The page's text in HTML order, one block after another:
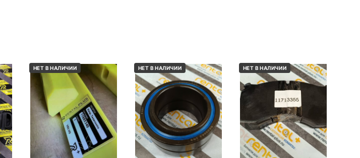
НЕТ В НАЛИЧИИ НЕТ В НАЛИЧИИ НЕТ В НАЛИЧИИ